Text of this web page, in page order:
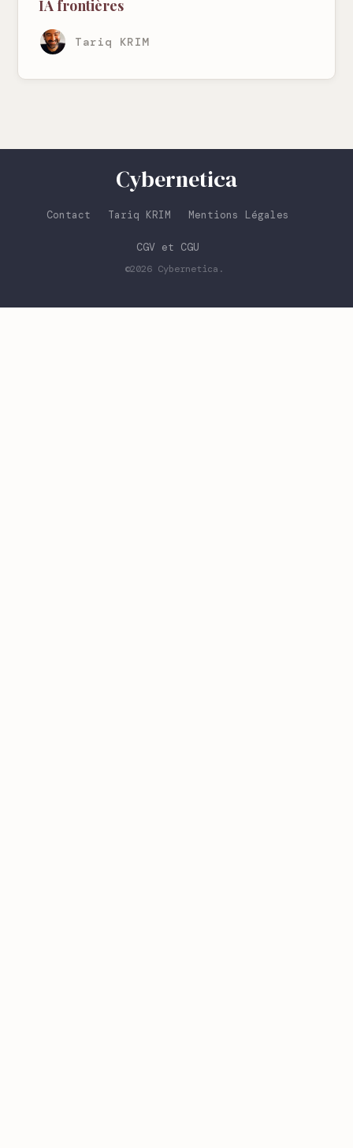
IA frontières
Tariq KRIM
Cybernetica
Contact Tariq KRIM Mentions Légales
CGV et CGU
©2026 Cybernetica .